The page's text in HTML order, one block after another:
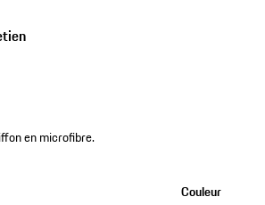
en microfibre.
Couleur